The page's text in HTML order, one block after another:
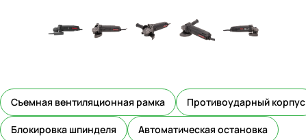
Съемная вентиляционная рамка Противоударный корпус
Блокировка шпинделя Автоматическая остановка